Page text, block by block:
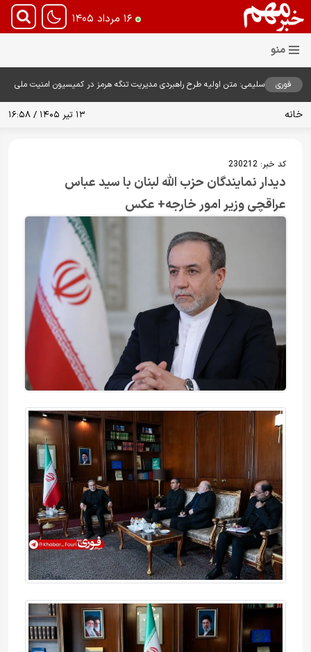
۱۶ مرداد ۱۴۰۵
فوری
سلیمی: متن اولیه طرح راهبردی مدیریت تنگه هرمز در کمیسیون امنیت ملی
خانه ۱۳ تیر ۱۴۰۵ / ۱۶:۵۸
کد خبر: 230212
دیدار نمایندگان حزب الله لبنان با سید عباس
عراقچی وزیر امور خارجه+ عکس